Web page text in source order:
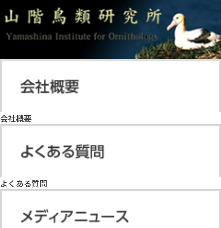
会社概要
よくある質問